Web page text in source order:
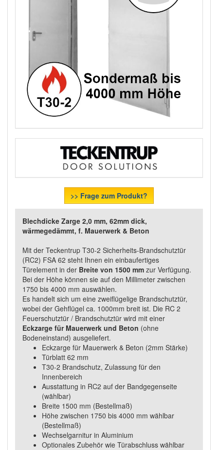
>> Frage zum Produkt?
Blechdicke Zarge 2,0 mm, 62mm dick,
wärmegedämmt, f. Mauerwerk & Beton
Mit der Teckentrup T30-2 Sicherheits-Brandschutztür
(RC2) FSA 62 steht Ihnen ein einbaufertiges
Türelement in der Breite von 1500 mm zur Verfügung.
Bei der Höhe können sie auf den Millimeter zwischen
1750 bis 4000 mm auswählen.
Es handelt sich um eine zweiflügelige Brandschutztür,
wobei der Gehflügel ca. 1000mm breit ist. Die RC 2
Feuerschutztür / Brandschutztür wird mit einer
Eckzarge für Mauerwerk und Beton (ohne
Bodeneinstand) ausgeliefert.
Eckzarge für Mauerwerk & Beton (2mm Stärke)
Türblatt 62 mm
T30-2 Brandschutz, Zulassung für den
Innenbereich
Ausstattung in RC2 auf der Bandgegenseite
(wählbar)
Breite 1500 mm (Bestellmaß)
Höhe zwischen 1750 bis 4000 mm wählbar
(Bestellmaß)
Wechselgarnitur in Aluminium
Optionales Zubehör wie Türabschluss wählbar